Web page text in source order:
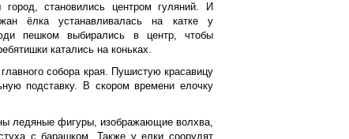
становились центром гуляний. И
ёлка устанавливалась на катке у
пешком выбирались в центр, чтобы
катались на коньках.
собора края. Пушистую красавицу
подставку. В скором времени елочку
ледяные фигуры, изображающие волхва,
с барашком. Также у елки соорудят